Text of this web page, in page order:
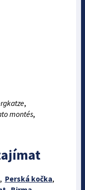
,
montés,
, Perská kočka,